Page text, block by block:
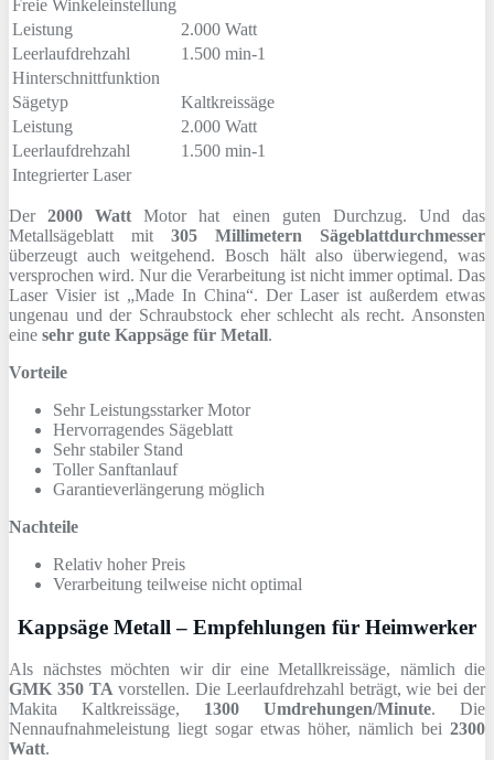
Freie Winkeleinstellung
Leistung
2.000 Watt
Leerlaufdrehzahl
1.500 min-1
Hinterschnittfunktion
Sägetyp
Kaltkreissäge
Leistung
2.000 Watt
Leerlaufdrehzahl
1.500 min-1
Integrierter Laser
Der2000 Watt Motor hat einen guten Durchzug. Und das
Metallsägeblatt mit 305 Millimetern Sägeblattdurchmesser
überzeugt auch weitgehend. Bosch hält also überwiegend, was
versprochen wird. Nur die Verarbeitung ist nicht immer optimal. Das
Laser Visier ist „Made In China“. Der Laser ist außerdem etwas
ungenau und der Schraubstock eher schlecht als recht. Ansonsten
eine sehr gute Kappsäge für Metall.
Vorteile
Sehr Leistungsstarker Motor
Hervorragendes Sägeblatt
Sehr stabiler Stand
Toller Sanftanlauf
Garantieverlängerung möglich
Nachteile
Relativ hoher Preis
Verarbeitung teilweise nicht optimal
Kappsäge Metall – Empfehlungen für Heimwerker
Als nächstes möchten wir dir eine Metallkreissäge, nämlich die
GMK 350 TA vorstellen. Die Leerlaufdrehzahl beträgt, wie bei der
Makita Kaltkreissäge, 1300 Umdrehungen/Minute. Die
Nennaufnahmeleistung liegt sogar etwas höher, nämlich bei 2300
Watt.